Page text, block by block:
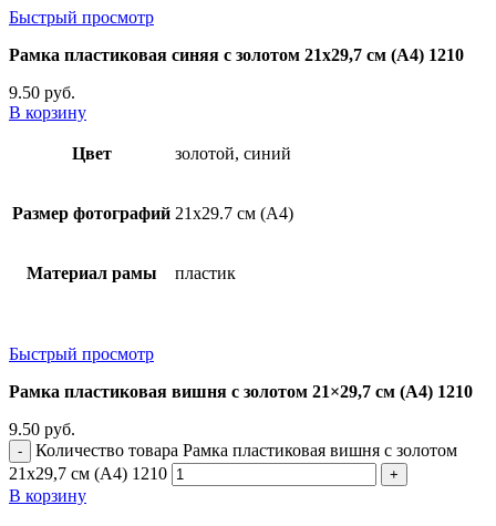
Быстрый просмотр
Рамка пластиковая синяя с золотом 21х29,7 см (А4) 1210
9.50 руб.
В корзину
Цвет золотой, синий
Размер фотографий 21х29.7 см (А4)
Материал рамы пластик
Быстрый просмотр
Рамка пластиковая вишня с золотом 21×29,7 см (А4) 1210
9.50 руб.
Количество товара Рамка пластиковая вишня с золотом
21x29,7 см (А4) 1210
В корзину